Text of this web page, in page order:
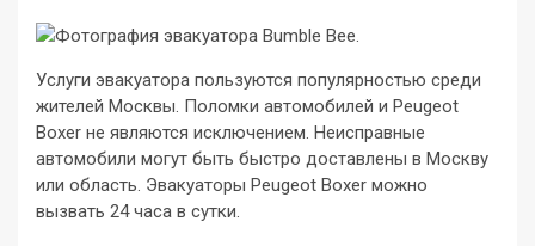
Услуги эвакуатора пользуются популярностью среди
жителей Москвы. Поломки автомобилей и Peugeot
Boxer не являются исключением. Неисправные
автомобили могут быть быстро доставлены в Москву
или область. Эвакуаторы Peugeot Boxer можно
вызвать 24 часа в сутки.